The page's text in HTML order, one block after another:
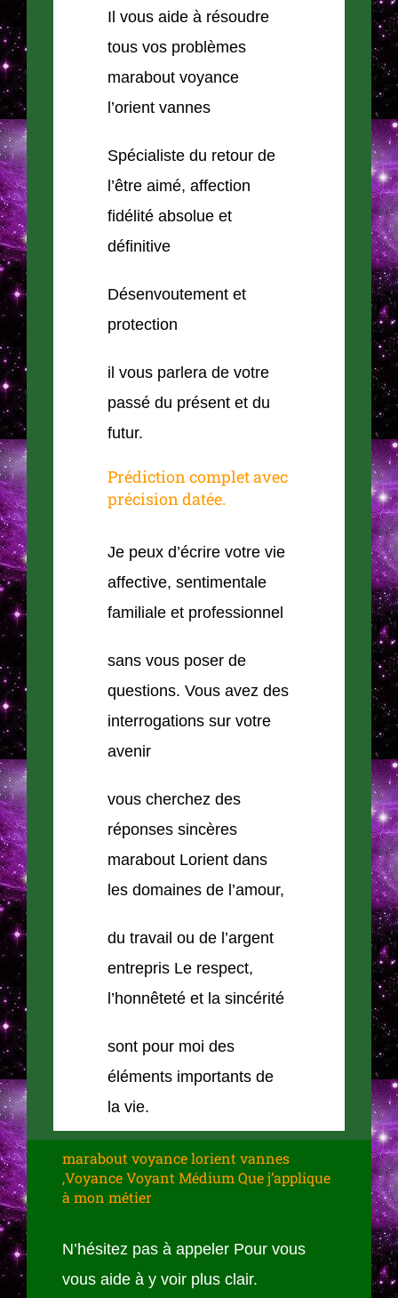
Il vous aide à résoudre
tous vos problèmes
marabout voyance
l’orient vannes
Spécialiste du retour de
l’être aimé, affection
fidélité absolue et
définitive
Désenvoutement et
protection
il vous parlera de votre
passé du présent et du
futur.
Prédiction complet avec
précision datée.
Je peux d’écrire votre vie
affective, sentimentale
familiale et professionnel
sans vous poser de
questions. Vous avez des
interrogations sur votre
avenir
vous cherchez des
réponses sincères
marabout Lorient dans
les domaines de l’amour,
du travail ou de l’argent
entrepris Le respect,
l’honnêteté et la sincérité
sont pour moi des
éléments importants de
la vie.
marabout voyance lorient vannes
,Voyance Voyant Médium Que j’applique
à mon métier
N’hésitez pas à appeler Pour vous
vous aide à y voir plus clair.